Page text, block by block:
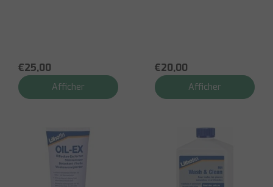
€25,00
Afficher
€20,00
Afficher